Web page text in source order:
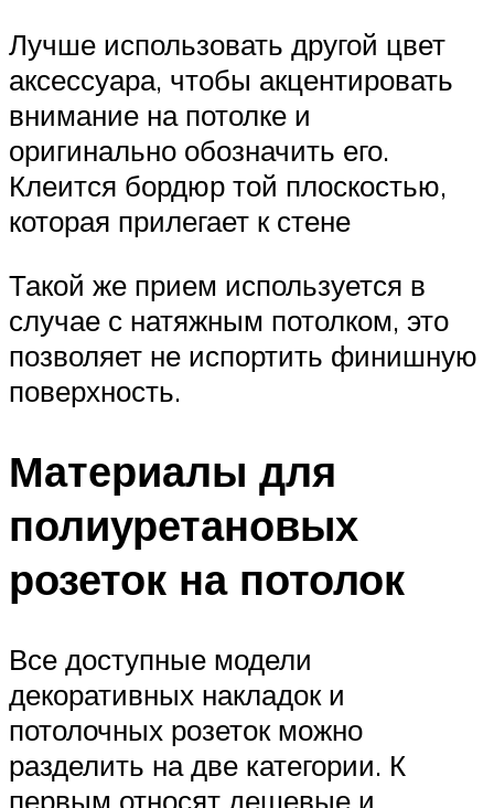
Лучше использовать другой цвет
аксессуара, чтобы акцентировать
внимание на потолке и
оригинально обозначить его.
Клеится бордюр той плоскостью,
которая прилегает к стене
Такой же прием используется в
случае с натяжным потолком, это
позволяет не испортить финишную
поверхность.
Материалы для
полиуретановых
розеток на потолок
Все доступные модели
декоративных накладок и
потолочных розеток можно
разделить на две категории. К
первым относят дешевые и